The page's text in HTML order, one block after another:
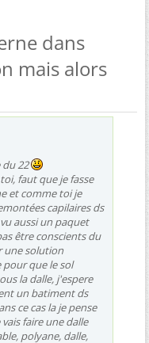
dans
mais alors
22
faut que je fasse
et comme toi je
capilaires ds
aussi un paquet
être conscients du
une solution
que le sol
la dalle, j'espere
un batiment ds
ce cas la je pense
faire une dalle
polyane, dalle,